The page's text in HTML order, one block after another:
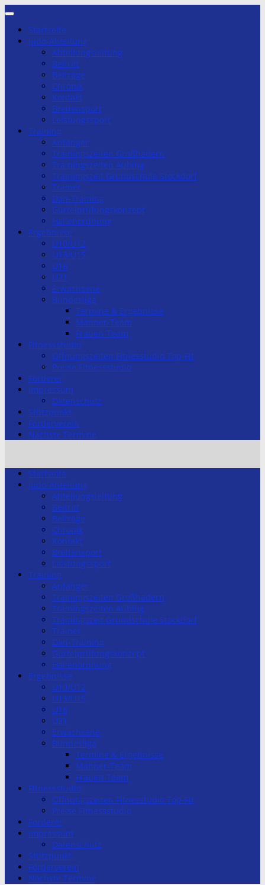
Zum
springenStartseite
Judo-Abteilung
Abteilungsleitung
Beitritt
Beiträge
Chronik
Kontakt
Breitensport
Leistungssport
Training
Anfänger
Trainingszeiten Großhadern
Trainingszeiten Aubing
Trainingszeit Grundschule Stockdorf
Trainer
Dan-Training
Gürtelprüfungskonzept
Hallenordnung
Ergebnisse
U10/U12
U13/U15
U18
U21
Erwachsene
Bundesliga
Termine & Ergebnisse
Männer-Team
Frauen-Team
Fitnessstudio
Öffnungszeiten Fitnesstudio Top-Fit
Preise Fitnessstudio
Förderer
Impressum
Datenschutz
Stützpunkt
Förderverein
Nächste Termine
Startseite
Judo-Abteilung
Abteilungsleitung
Beitritt
Beiträge
Chronik
Kontakt
Breitensport
Leistungssport
Training
Anfänger
Trainingszeiten Großhadern
Trainingszeiten Aubing
Trainingszeit Grundschule Stockdorf
Trainer
Dan-Training
Gürtelprüfungskonzept
Hallenordnung
Ergebnisse
U10/U12
U13/U15
U18
U21
Erwachsene
Bundesliga
Termine & Ergebnisse
Männer-Team
Frauen-Team
Fitnessstudio
Öffnungszeiten Fitnesstudio Top-Fit
Preise Fitnessstudio
Förderer
Impressum
Datenschutz
Stützpunkt
Förderverein
Nächste Termine